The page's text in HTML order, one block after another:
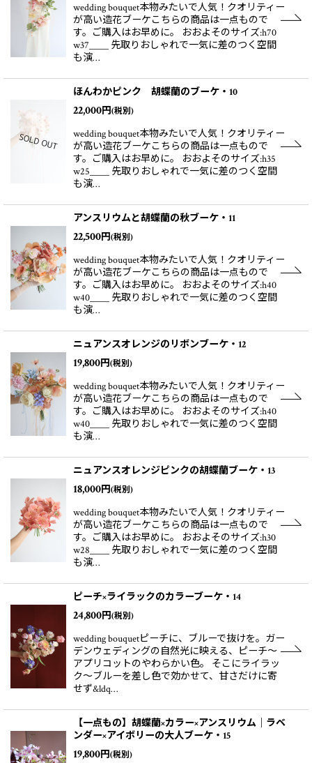
wedding bouquet本物みたいで人気！クオリティー
が高い造花ブーケこちらの商品は一点もので
す。ご購入はお早めに。 おおよそのサイズ:h70
w37＿＿ 先取りおしゃれで一気に差のつく空間
も演…
ほんわかピンク 胡蝶蘭のブーケ・10
22,000円(税別)
wedding bouquet本物みたいで人気！クオリティー
が高い造花ブーケこちらの商品は一点もので
す。ご購入はお早めに。 おおよそのサイズ:h35
w25＿＿ 先取りおしゃれで一気に差のつく空間
も演…
アンスリウムと胡蝶蘭の秋ブーケ・11
22,500円(税別)
wedding bouquet本物みたいで人気！クオリティー
が高い造花ブーケこちらの商品は一点もので
す。ご購入はお早めに。 おおよそのサイズ:h40
w40＿＿ 先取りおしゃれで一気に差のつく空間
も演…
ニュアンスオレンジのリボンブーケ・12
19,800円(税別)
wedding bouquet本物みたいで人気！クオリティー
が高い造花ブーケこちらの商品は一点もので
す。ご購入はお早めに。 おおよそのサイズ:h40
w40＿＿ 先取りおしゃれで一気に差のつく空間
も演…
ニュアンスオレンジピンクの胡蝶蘭ブーケ・13
18,000円(税別)
wedding bouquet本物みたいで人気！クオリティー
が高い造花ブーケこちらの商品は一点もので
す。ご購入はお早めに。 おおよそのサイズ:h30
w28＿＿ 先取りおしゃれで一気に差のつく空間
も演…
ピーチ×ライラックのカラーブーケ・14
24,800円(税別)
wedding bouquetピーチに、ブルーで抜けを。ガー
デンウェディングの自然光に映える、ピーチ〜
アプリコットのやわらかい色。 そこにライラッ
ク〜ブルーを差し色で効かせて、甘さだけに寄
せず&ldq…
【一点もの】胡蝶蘭×カラー×アンスリウム｜ラベ
ンダー×アイボリーの大人ブーケ・15
19,800円(税別)